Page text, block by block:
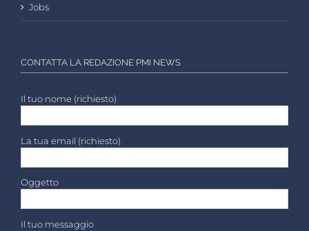
Jobs
CONTATTA LA REDAZIONE PMI NEWS
Il tuo nome (richiesto)
La tua email (richiesto)
Oggetto
Il tuo messaggio